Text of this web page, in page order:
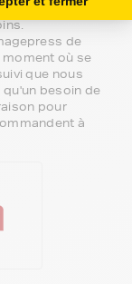
moyens de
de
où se
que nous
besoin de
pour
à